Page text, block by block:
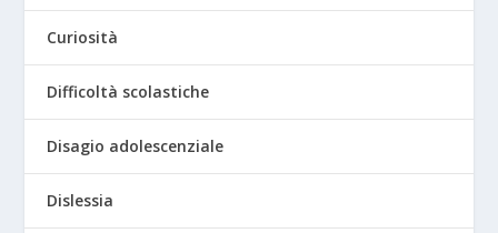
Curiosità
Difficoltà scolastiche
Disagio adolescenziale
Dislessia